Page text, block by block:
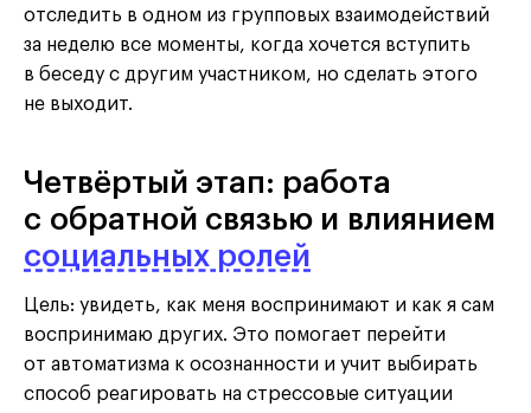
отследить в одном из групповых взаимодействий
за неделю все моменты, когда хочется вступить
в беседу с другим участником, но сделать этого
не выходит.
Четвёртый этап: работа
с обратной связью и влиянием
социальных ролей
Цель: увидеть, как меня воспринимают и как я сам
воспринимаю других. Это помогает перейти
от автоматизма к осознанности и учит выбирать
способ реагировать на стрессовые ситуации